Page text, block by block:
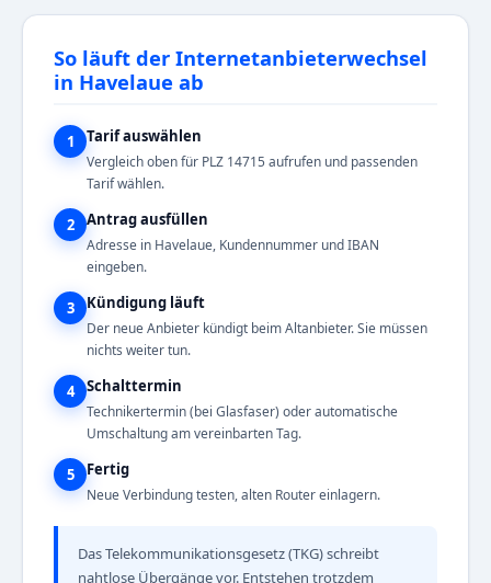
So läuft der Internetanbieterwechsel
in Havelaue ab
1 Tarif auswählen
Vergleich oben für PLZ 14715 aufrufen und passenden
Tarif wählen.
2 Antrag ausfüllen
Adresse in Havelaue, Kundennummer und IBAN
eingeben.
3 Kündigung läuft
Der neue Anbieter kündigt beim Altanbieter. Sie müssen
nichts weiter tun.
4 Schalttermin
Technikertermin (bei Glasfaser) oder automatische
Umschaltung am vereinbarten Tag.
5 Fertig
Neue Verbindung testen, alten Router einlagern.
Das Telekommunikationsgesetz (TKG) schreibt
nahtlose Übergänge vor. Entstehen trotzdem